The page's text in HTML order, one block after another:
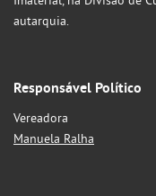
autarquia.
Responsável Político
Vereadora
Manuela Ralha